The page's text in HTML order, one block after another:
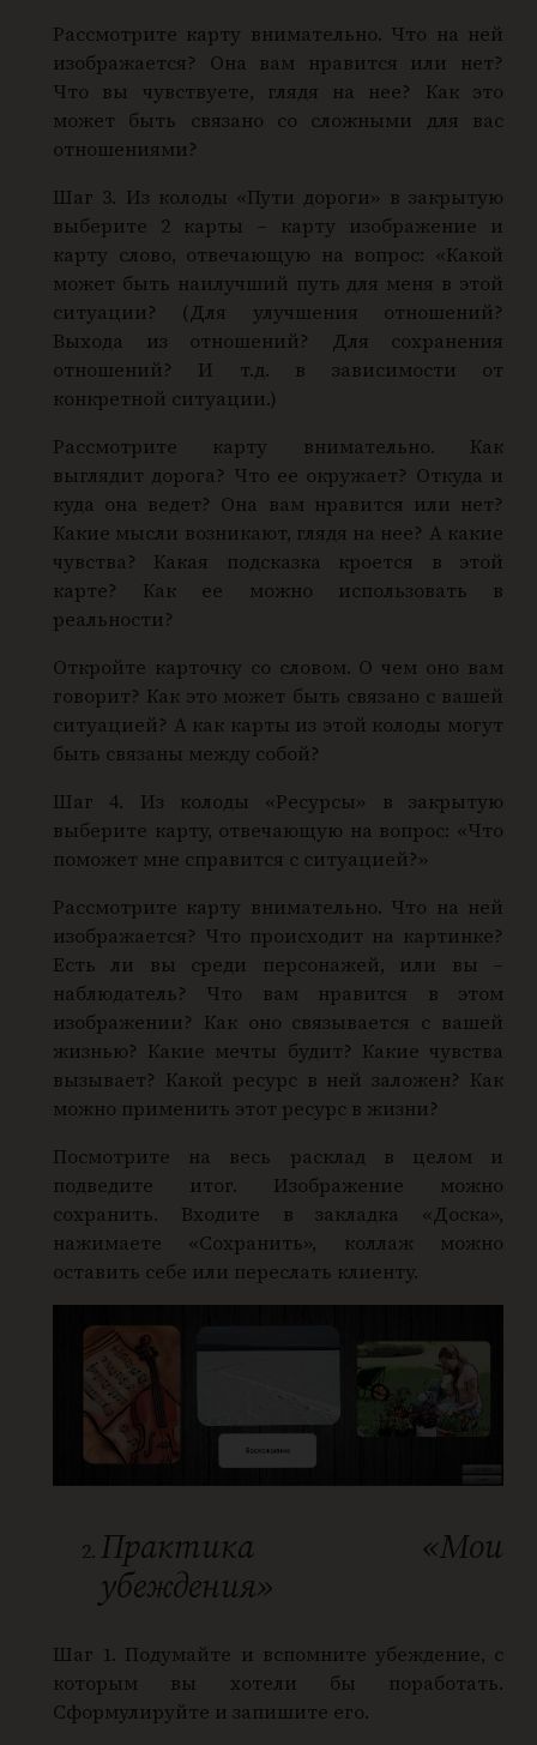
Рассмотрите карту внимательно. Что на ней
изображается? Она вам нравится или нет?
Что вы чувствуете, глядя на нее? Как это
может быть связано со сложными для вас
отношениями?
Шаг 3. Из колоды «Пути дороги» в закрытую
выберите 2 карты – карту изображение и
карту слово, отвечающую на вопрос: «Какой
может быть наилучший путь для меня в этой
ситуации? (Для улучшения отношений?
Выхода из отношений? Для сохранения
отношений? И т.д. в зависимости от
конкретной ситуации.)
Рассмотрите карту внимательно. Как
выглядит дорога? Что ее окружает? Откуда и
куда она ведет? Она вам нравится или нет?
Какие мысли возникают, глядя на нее? А какие
чувства? Какая подсказка кроется в этой
карте? Как ее можно использовать в
реальности?
Откройте карточку со словом. О чем оно вам
говорит? Как это может быть связано с вашей
ситуацией? А как карты из этой колоды могут
быть связаны между собой?
Шаг 4. Из колоды «Ресурсы» в закрытую
выберите карту, отвечающую на вопрос: «Что
поможет мне справится с ситуацией?»
Рассмотрите карту внимательно. Что на ней
изображается? Что происходит на картинке?
Есть ли вы среди персонажей, или вы –
наблюдатель? Что вам нравится в этом
изображении? Как оно связывается с вашей
жизнью? Какие мечты будит? Какие чувства
вызывает? Какой ресурс в ней заложен? Как
можно применить этот ресурс в жизни?
Посмотрите на весь расклад в целом и
подведите итог. Изображение можно
сохранить. Входите в закладка «Доска»,
нажимаете «Сохранить», коллаж можно
оставить себе или переслать клиенту.
Практика «Мои
убеждения»
Шаг 1. Подумайте и вспомните убеждение, с
которым вы хотели бы поработать.
Сформулируйте и запишите его.